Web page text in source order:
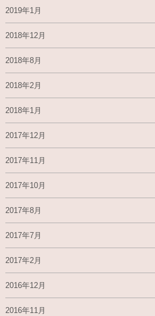
2019年1月
2018年12月
2018年8月
2018年2月
2018年1月
2017年12月
2017年11月
2017年10月
2017年8月
2017年7月
2017年2月
2016年12月
2016年11月